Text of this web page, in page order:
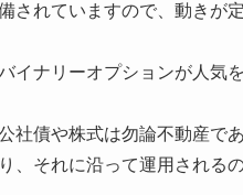
されていますので、動きが
イナリーオプションが人気
社債や株式は勿論不動産で
、それに沿って運用されるの